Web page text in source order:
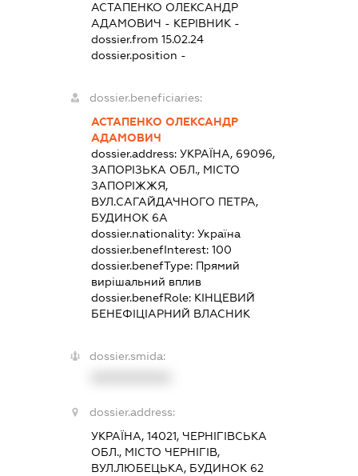
АСТАПЕНКО ОЛЕКСАНДР
АДАМОВИЧ - КЕРІВНИК -
dossier.from 15.02.24
dossier.position -
dossier.beneficiaries:
АСТАПЕНКО ОЛЕКСАНДР
АДАМОВИЧ
dossier.address:УКРАЇНА, 69096,
ЗАПОРІЗЬКА ОБЛ., МІСТО
ЗАПОРІЖЖЯ,
ВУЛ.САГАЙДАЧНОГО ПЕТРА,
БУДИНОК 6А
dossier.nationality:Україна
dossier.benefInterest:100
dossier.benefType: Прямий
вирішальний вплив
dossier.benefRole: КІНЦЕВИЙ
БЕНЕФІЦІАРНИЙ ВЛАСНИК
dossier.smida:
dossier.address:
УКРАЇНА, 14021, ЧЕРНІГІВСЬКА
ОБЛ., МІСТО ЧЕРНІГІВ,
ВУЛ.ЛЮБЕЦЬКА, БУДИНОК 62